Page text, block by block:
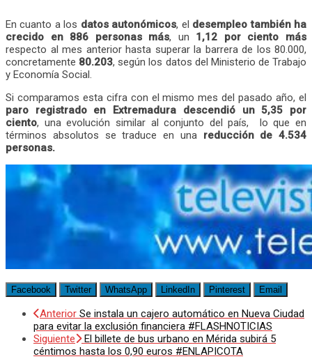
En cuanto a los datos autonómicos, el desempleo también ha
crecido en 886 personas más, un 1,12 por ciento
más
respecto al mes anterior hasta superar la barrera de los 80.000,
concretamente 80.203, según los datos del Ministerio de Trabajo
y Economía Social.
Si comparamos esta cifra con el mismo mes del pasado año, el
paro registrado en Extremadura descendió un 5,35 por
ciento, una evolución similar al conjunto del país, lo que en
términos absolutos se traduce en una reducción de 4.534
personas.
Facebook Twitter WhatsApp LinkedIn Pinterest Email
Anterior Se instala un cajero automático en Nueva Ciudad
para evitar la exclusión financiera #FLASHNOTICIAS
Siguiente
El billete de bus urbano en Mérida subirá 5
céntimos hasta los 0,90 euros #ENLAPICOTA